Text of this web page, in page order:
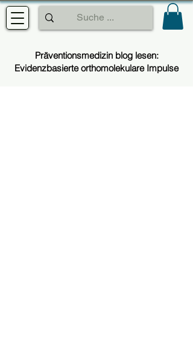
Präventionsmedizin blog lesen:
Evidenzbasierte orthomolekulare Impulse